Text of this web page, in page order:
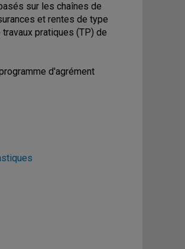
sur les chaînes de
et rentes de type
pratiques (TP) de
d'agrément